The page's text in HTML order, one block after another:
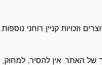
וזכויות קניין רוחני
של האתר. אין להסיר, למחוק,